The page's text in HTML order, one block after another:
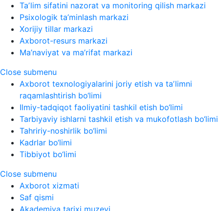
Taʼlim sifatini nazorat va monitoring qilish markazi
Psixologik ta’minlash markazi
Xorijiy tillar markazi
Axborot-resurs markazi
Ma’naviyat va ma’rifat markazi
Close submenu
Axborot texnologiyalarini joriy etish va taʼlimni
raqamlashtirish bo‘limi
Ilmiy-tadqiqot faoliyatini tashkil etish bo‘limi
Tarbiyaviy ishlarni tashkil etish va mukofotlash bo‘limi
Tahririy-noshirlik bo‘limi
Kadrlar bo‘limi
Tibbiyot bo‘limi
Close submenu
Axborot xizmati
Saf qismi
Akademiya tarixi muzeyi